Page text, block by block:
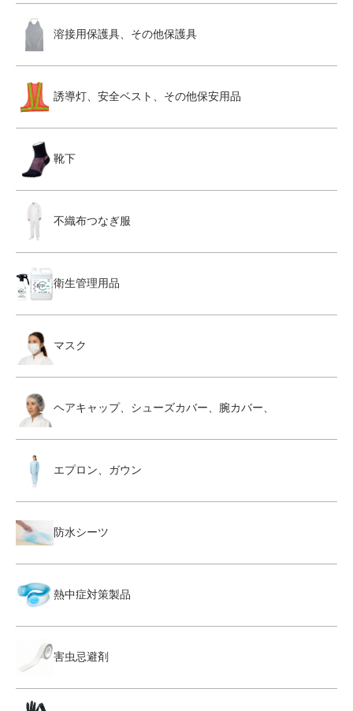
溶接用保護具、その他保護具
誘導灯、安全ベスト、その他保安用品
靴下
不織布つなぎ服
衛生管理用品
マスク
ヘアキャップ、シューズカバー、腕カバー、
エプロン、ガウン
防水シーツ
熱中症対策製品
害虫忌避剤